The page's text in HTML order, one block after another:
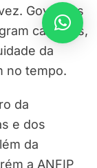
Governos
carreiras,
da
no tempo.
da
e dos
da
a ANFIP